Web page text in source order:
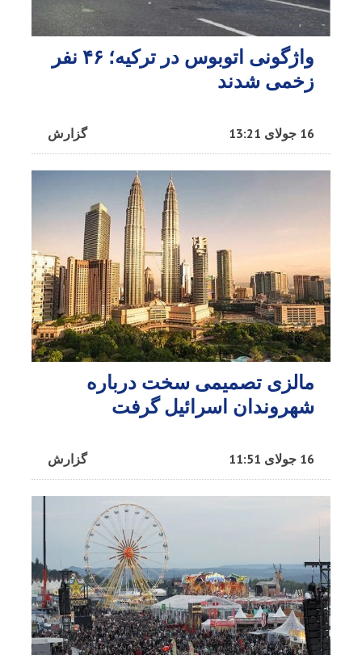
واژگونی اتوبوس در ترکیه؛ ۴۶ نفر
زخمی شدند
گزارش 16 جولای 13:21
مالزی تصمیمی سخت درباره
شهروندان اسرائیل گرفت
گزارش 16 جولای 11:51